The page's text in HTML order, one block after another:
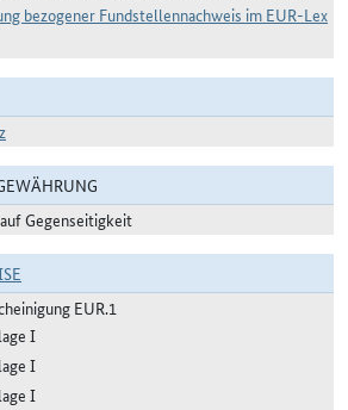
bezogener Fundstellennachweis im EUR-Lex
Gegenseitigkeit
EUR.1
I
I
I